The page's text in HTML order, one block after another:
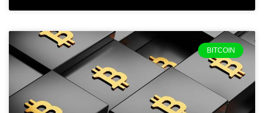
BITCOIN